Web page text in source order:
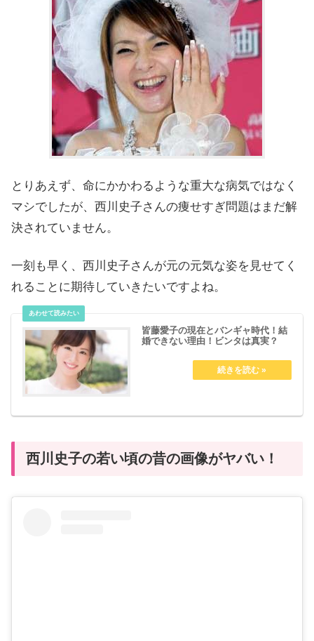
とりあえず、命にかかわるような重大な病気ではなく
マシでしたが、西川史子さんの痩せすぎ問題はまだ解
決されていません。
一刻も早く、西川史子さんが元の元気な姿を見せてく
れることに期待していきたいですよね。
皆藤愛子の現在とバンギャ時代！結
婚できない理由！ビンタは真実？
西川史子の若い頃の昔の画像がヤバい！